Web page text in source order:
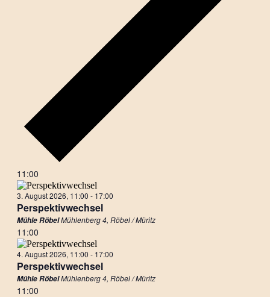
11:00
3. August 2026, 11:00 - 17:00
Perspektivwechsel
Mühle RöbelMühlenberg 4, Röbel / Müritz
11:00
4. August 2026, 11:00 - 17:00
Perspektivwechsel
Mühle RöbelMühlenberg 4, Röbel / Müritz
11:00